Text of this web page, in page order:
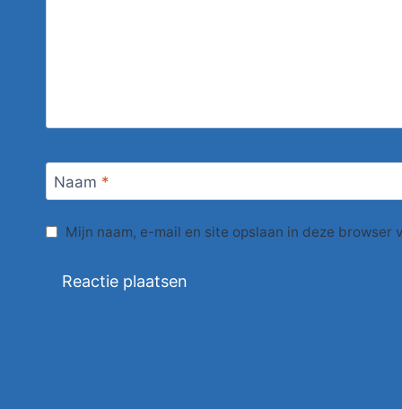
Naam *
Mijn naam, e-mail en site opslaan in deze